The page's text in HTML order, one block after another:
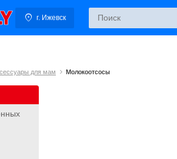
г. Ижевск
для мам Молокоотсосы